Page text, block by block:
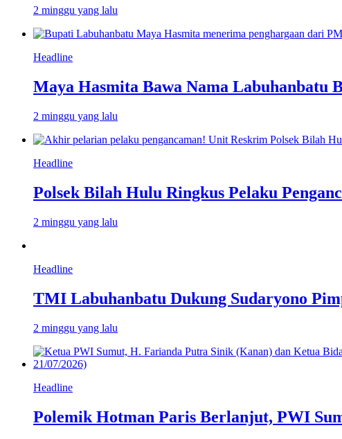
2 minggu yang lalu
Headline
Maya Hasmita Bawa Nama Labuhanbatu
2 minggu yang lalu
Headline
Polsek Bilah Hulu Ringkus Pelaku
2 minggu yang lalu
Headline
TMI Labuhanbatu Dukung Sudaryono
2 minggu yang lalu
Headline
Polemik Hotman Paris Berlanjut, PWI